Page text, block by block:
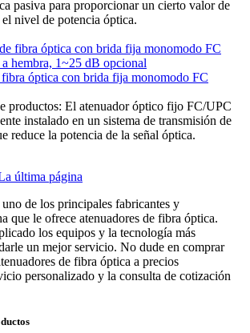
pasiva para proporcionar un cierto valor de
nivel de potencia óptica.
óptica con brida fija monomodo FC
productos: El atenuador óptico fijo FC/UPC
instalado en un sistema de transmisión de
reduce la potencia de la señal óptica.
última página
de los principales fabricantes y
que le ofrece atenuadores de fibra óptica.
los equipos y la tecnología más
un mejor servicio. No dude en comprar
de fibra óptica a precios
personalizado y la consulta de cotización